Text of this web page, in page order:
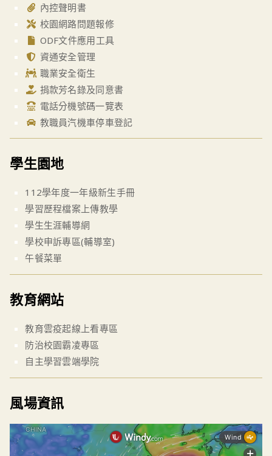
內控聲明書
校園網路問題報修
ODF文件應用工具
資通安全管理
職業安全衛生
捐款芳名錄及同意書
電話分機號碼一覽表
教職員汽機車停車登記
學生園地
112學年度一年級新生手冊
學習歷程檔案上傳教學
學生生涯輔導網
學校申訴專區(輔導室)
午餐菜單
教育網站
教育雲疫起線上看專區
防治校園霸凌專區
自主學習雲端學院
風場資訊